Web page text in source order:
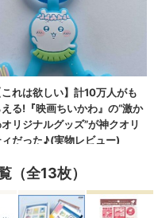
（全13枚）